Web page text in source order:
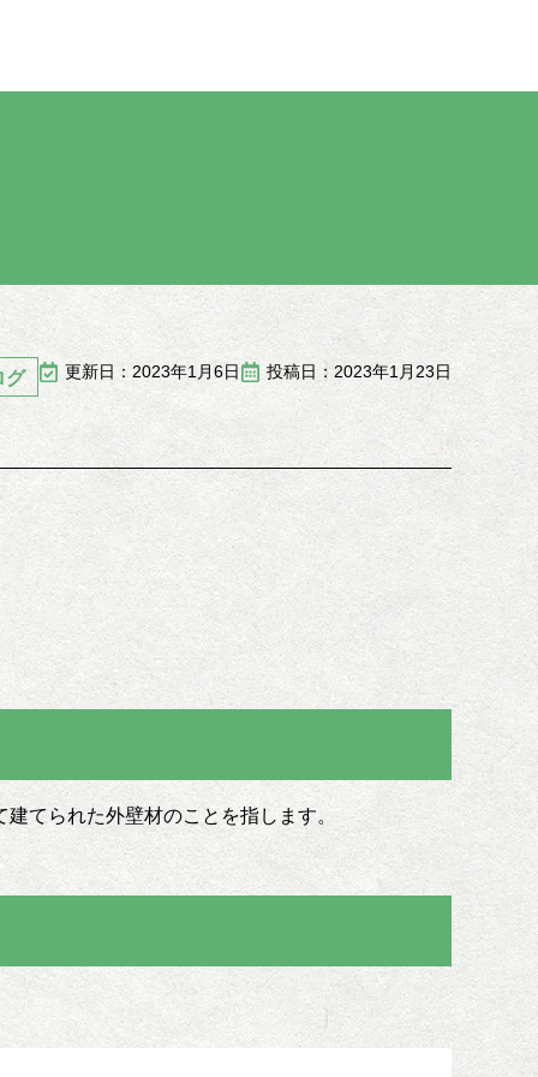
更新日：2023年1月6日 投稿日：2023年1月23日
グ
てられた外壁材のことを指します。